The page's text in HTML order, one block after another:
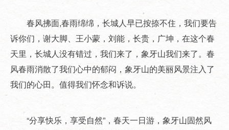
春风拂面,春雨绵绵，长城人早已按捺不住，我们要告
诉你们，谢大脚、王小蒙，刘能，长贵，广坤，在这个春
天里，长城人没有错过，我们来了，象牙山我们来了。春
风春雨消散了我们心中的郁闷，象牙山的美丽风景注入了
我们的心田。值得我们怀念和诉说。
“分享快乐，享受自然”，春天一日游，象牙山固然风